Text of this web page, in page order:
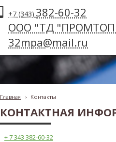
+7 (343) 382-60-32
ООО "ТД
32mpa@mail.ru
Главная › Контакты
КОНТАКТНАЯ
+ 7 343 382-60-32